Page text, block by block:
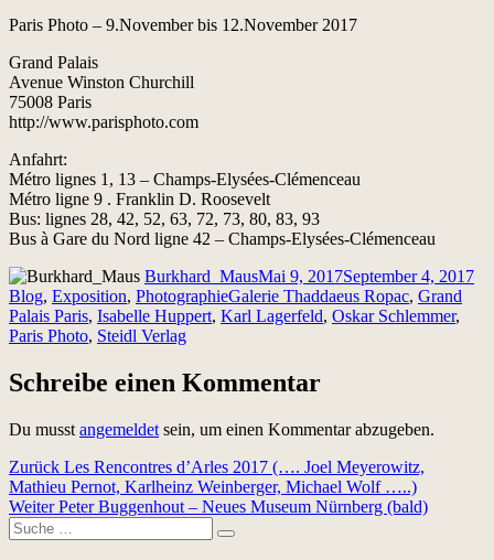
Paris Photo – 9.November bis 12.November 2017
Grand Palais
Avenue Winston Churchill
75008 Paris
http://www.parisphoto.com
Anfahrt:
Métro lignes 1, 13 – Champs-Elysées-Clémenceau
Métro ligne 9 . Franklin D. Roosevelt
Bus: lignes 28, 42, 52, 63, 72, 73, 80, 83, 93
Bus à Gare du Nord ligne 42 – Champs-Elysées-Clémenceau
Autor
Burkhard_MausVeröffentlicht
am
Mai 9, 2017September 4, 2017
Blog, Exposition, PhotographieSchlagwörter
Galerie Thaddaeus Ropac, Grand
Palais Paris, Isabelle Huppert, Karl Lagerfeld, Oskar Schlemmer,
Paris Photo, Steidl Verlag
Schreibe einen Kommentar
Du musst angemeldet sein, um einen Kommentar abzugeben.
Beitragsnavigation
Zurück Vorheriger
Beitrag:
Les Rencontres d’Arles 2017 (…. Joel Meyerowitz,
Mathieu Pernot, Karlheinz Weinberger, Michael Wolf …..)
Weiter Nächster
Peter Buggenhout – Neues Museum Nürnberg (bald)
Suche
nach:
Suchen